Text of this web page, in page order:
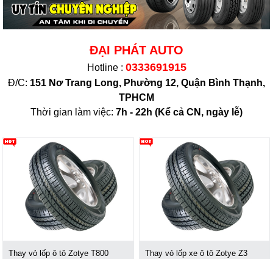
ĐẠI PHÁT AUTO
Hotline : 0333691915
Đ/C: 151 Nơ Trang Long, Phường 12, Quận Bình Thạnh,
TPHCM
Thời gian làm việc: 7h - 22h (Kể cả CN, ngày lễ)
Thay vỏ lốp ô tô Zotye T800 Thay vỏ lốp xe ô tô Zotye Z3